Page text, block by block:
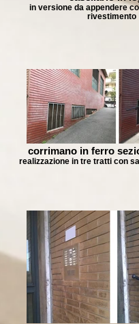
in versione da appendere
rivestimento
corrimano in ferro
realizzazione in tre tratti con